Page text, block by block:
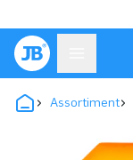
Assortiment